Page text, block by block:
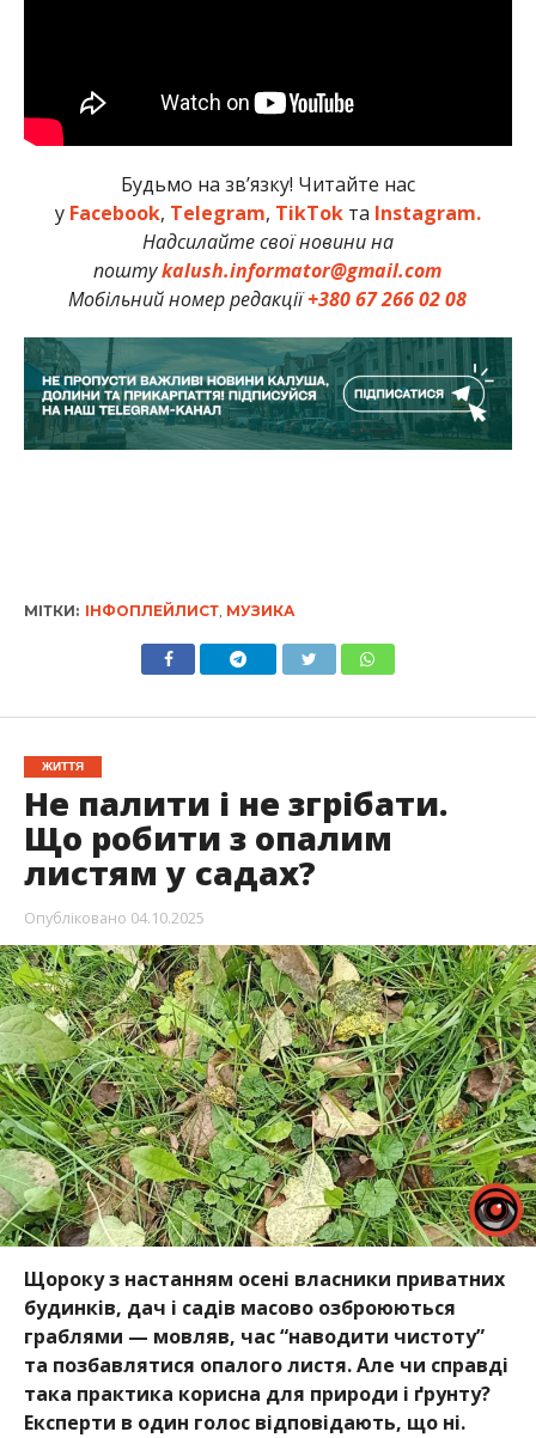
Будьмо на зв’язку! Читайте нас
у Facebook, Telegram, TikTokта Instagram.
Надсилайте свої новини на
поштуkalush.informator@gmail.com
Мобільний номер редакції+380 67 266 02 08
МІТКИ: ІНФОПЛЕЙЛИСТ, МУЗИКА
ЖИТТЯ
Не палити і не згрібати.
Що робити з опалим
листям у садах?
Опубліковано 04.10.2025
Щороку з настанням осені власники приватних
будинків, дач і садів масово озброюються
граблями — мовляв, час “наводити чистоту”
та позбавлятися опалого листя. Але чи справді
така практика корисна для природи і ґрунту?
Експерти в один голос відповідають, що ні.